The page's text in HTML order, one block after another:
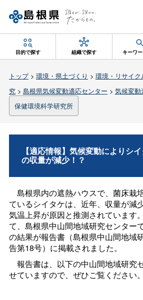
目的で探す 組織で探す キーワ
トップ> 環境・県土づくり > 環境・リサイク
究> 島根県気候変動適応センター > 気候変動
保健環境科学研究所
【適応情報】気候変動によりシ
の収量が減少！？
島根県内の遮熱ハウスで、菌床栽
ているシイタケは、近年、収量が減
気温上昇が原因と推測されています
て、島根県中山間地域研究センター
の結果が報告書（島根県中山間地域
告第18号）に掲載されました。
報告書は、以下の中山間地域研究
せていますので、ぜひご覧ください。